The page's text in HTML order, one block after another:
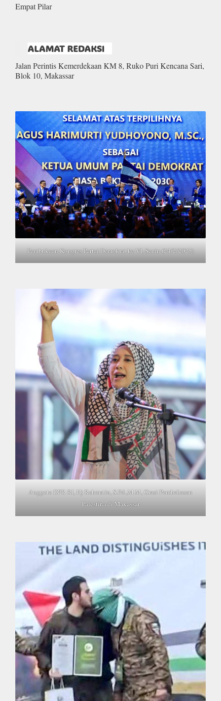
Empat Pilar
ALAMAT REDAKSI
Jalan Perintis Kemerdekaan KM 8, Ruko Puri Kencana Sari,
Blok 10, Makassar
Pembukaan Kongres Partai Demokrat ke VI, Senin (24/2/2025)
Anggota DPR RI, Hj Rahmatia, S.Pd.,M.M, Orasi Pembebasan
Palestina di Makassar